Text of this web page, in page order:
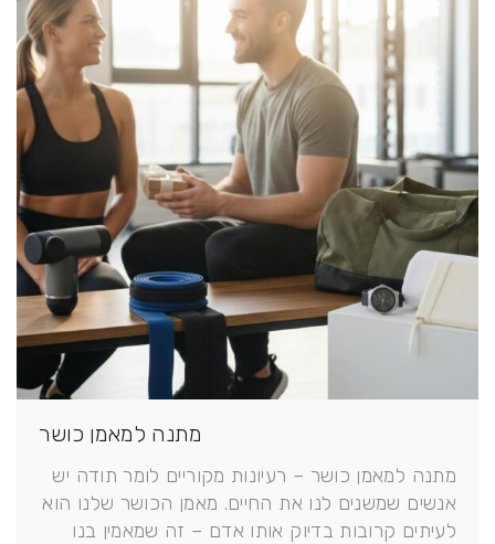
מתנה למאמן כושר
מתנה למאמן כושר – רעיונות מקוריים לומר תודה יש
אנשים שמשנים לנו את החיים. מאמן הכושר שלנו הוא
לעיתים קרובות בדיוק אותו אדם – זה שמאמין בנו